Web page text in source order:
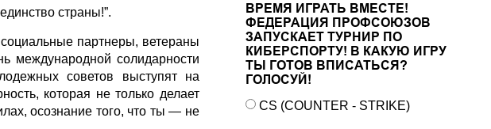
страны!”.
партнеры, ветераны
международной солидарности
советов выступят на
которая не только делает
осознание того, что ты — не
ВРЕМЯ ИГРАТЬ ВМЕСТЕ!
ФЕДЕРАЦИЯ ПРОФСОЮЗОВ
ЗАПУСКАЕТ ТУРНИР ПО
КИБЕРСПОРТУ! В КАКУЮ ИГРУ
ТЫ ГОТОВ ВПИСАТЬСЯ?
ГОЛОСУЙ!
CS (COUNTER - STRIKE)